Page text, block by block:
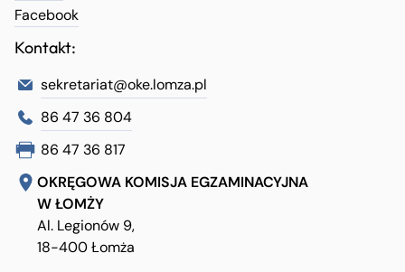
Facebook
Kontakt:
sekretariat@oke.lomza.pl
86 47 36 804
86 47 36 817
OKRĘGOWA KOMISJA EGZAMINACYJNA
W ŁOMŻY
Al. Legionów 9,
18-400 Łomża